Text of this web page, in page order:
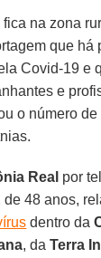
na zona
que há
Covid-19 e
e
o número
Real por
de 48 anos,
dentro da
, daTerra